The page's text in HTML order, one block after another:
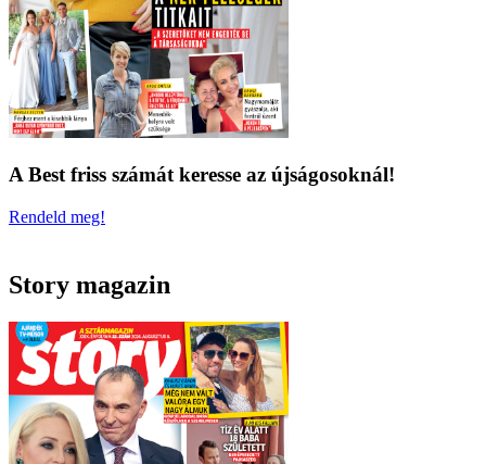
A Best friss számát keresse az újságosoknál!
Rendeld meg!
Story magazin